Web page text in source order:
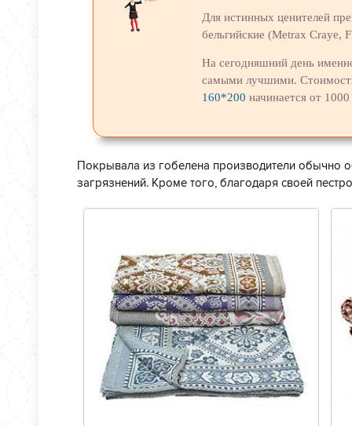
Для истинных ценителей
бельгийские (Metrax Craye,
На сегодняшний день
самыми лучшими.
160*200 начинается от
Покрывала из гобелена производители
загрязнений. Кроме того, благодаря своей